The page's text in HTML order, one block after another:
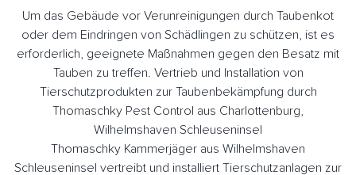
Um das Gebäude vor Verunreinigungen durch Taubenkot
oder dem Eindringen von Schädlingen zu schützen, ist es
erforderlich, geeignete Maßnahmen gegen den Besatz mit
Tauben zu treffen. Vertrieb und Installation von
Tierschutzprodukten zur Taubenbekämpfung durch
Thomaschky Pest Control aus Charlottenburg,
Wilhelmshaven Schleuseninsel
Thomaschky Kammerjäger aus Wilhelmshaven
Schleuseninsel vertreibt und installiert Tierschutzanlagen zur